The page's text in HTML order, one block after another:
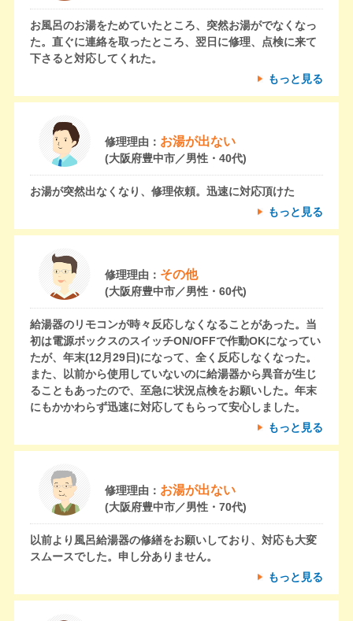
お風呂のお湯をためていたところ、突然お湯がでなくなっ
た。直ぐに連絡を取ったところ、翌日に修理、点検に来て
下さると対応してくれた。
もっと見る
修理理由： お湯が出ない
(大阪府豊中市／男性・40代)
お湯が突然出なくなり、修理依頼。迅速に対応頂けた
もっと見る
修理理由： その他
(大阪府豊中市／男性・60代)
給湯器のリモコンが時々反応しなくなることがあった。当
初は電源ボックスのスイッチON/OFFで作動OKになってい
たが、年末(12月29日)になって、全く反応しなくなった。
また、以前から使用していないのに給湯器から異音が生じ
ることもあったので、至急に状況点検をお願いした。年末
にもかかわらず迅速に対応してもらって安心しました。
もっと見る
修理理由： お湯が出ない
(大阪府豊中市／男性・70代)
以前より風呂給湯器の修繕をお願いしており、対応も大変
スムースでした。申し分ありません。
もっと見る